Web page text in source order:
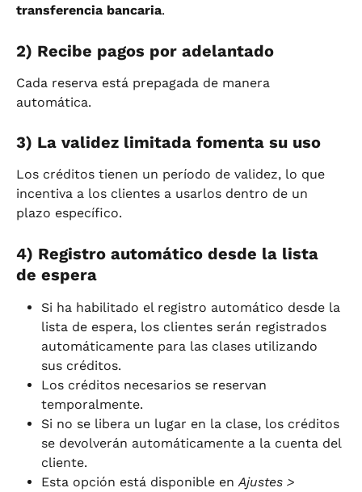
transferencia bancaria.
2) Recibe pagos por adelantado
Cada reserva está prepagada de manera
automática.
3) La validez limitada fomenta su uso
Los créditos tienen un período de validez, lo que
incentiva a los clientes a usarlos dentro de un
plazo específico.
4) Registro automático desde la lista
de espera
Si ha habilitado el registro automático desde la
lista de espera, los clientes serán registrados
automáticamente para las clases utilizando
sus créditos.
Los créditos necesarios se reservan
temporalmente.
Si no se libera un lugar en la clase, los créditos
se devolverán automáticamente a la cuenta del
cliente.
Esta opción está disponible en Ajustes >